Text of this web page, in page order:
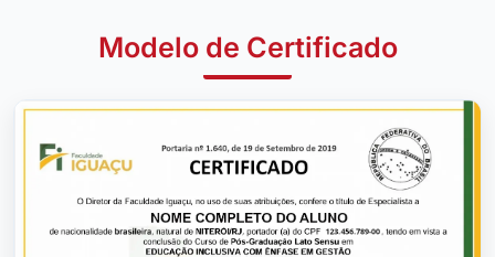
Modelo de Certificado